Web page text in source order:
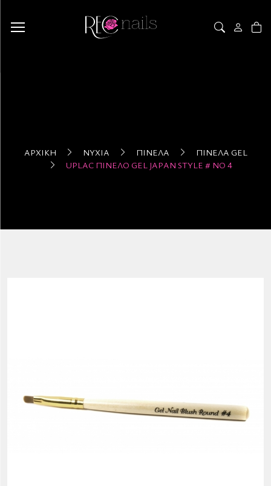
ΑΡΧΙΚΉ ΝΎΧΙΑ ΠΙΝΈΛΑ
ΠΙΝΈΛΑ GEL
UPLAC ΠΙΝΕΛΟ GEL JAPAN STYLE # ΝΟ 4